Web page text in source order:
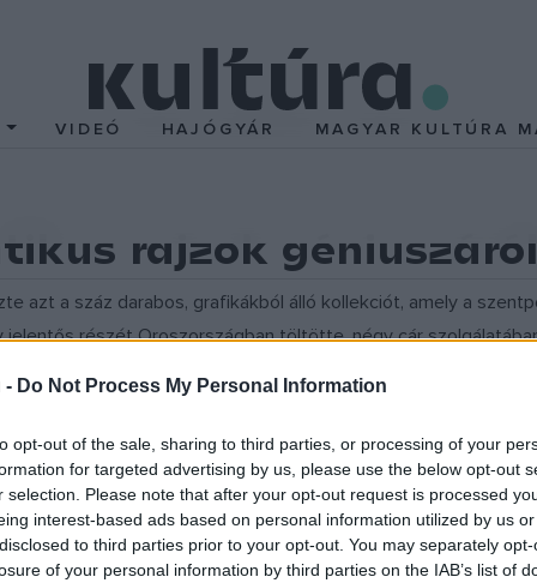
- Do Not Process My Personal Information
opt-out of the sale, sharing to third parties, or processing of your
for targeted advertising by us, please use the below opt-out
selection. Please note that after your opt-out request is processed
interest-based ads based on personal information utilized by us
to third parties prior to your opt-out. You may separately
of your personal information by third parties on the IAB’s list of
VIDEÓ HAJÓGYÁR MAGYAR KULTÚRA
rajzok géniuszáról
azt a száz darabos, grafikákból álló kollekciót, amely a
jelentős részét Oroszországban töltötte, négy cár
orosz anyagnak köszönhetően viszont bemutathatóvá válik a
anyaga, így a festőművész életművét mintegy
orosz anyag nagyobb része a cári udvari életet örökíti meg, a
vadászatokat ábrázolt a festőművész. Emellett
ezeket is felvonultatja a tárlat.